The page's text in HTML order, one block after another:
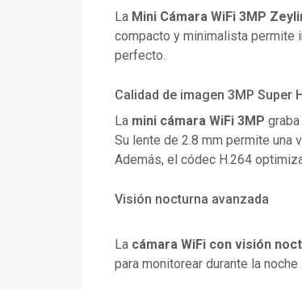
La Mini Cámara WiFi 3MP
compacto y minimalista permite
perfecto.
Calidad de imagen 3MP Super
La mini cámara WiFi 3MP
Su lente de 2.8 mm permite una
Además, el códec H.264
Visión nocturna avanzada
La cámara WiFi con visión
para monitorear durante la